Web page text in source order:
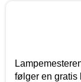
følger en gratis